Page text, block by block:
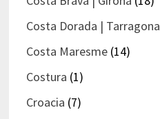
Costa Dorada | Tarragona
Costa Maresme(14)
Costura (1)
Croacia (7)